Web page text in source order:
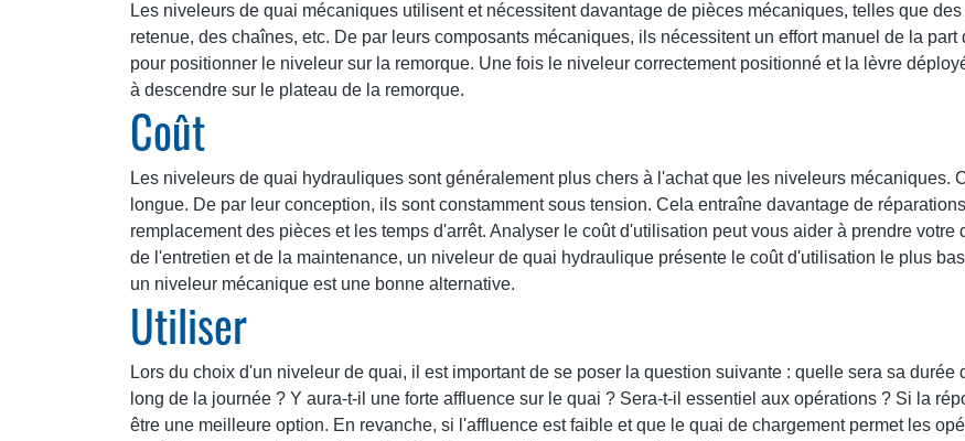
Les niveleurs de quai mécaniques utilisent et nécessitent davantage de pièces mécaniques, telles que
retenue, des chaînes, etc. De par leurs composants mécaniques, ils nécessitent un effort manuel de la
pour positionner le niveleur sur la remorque. Une fois le niveleur correctement positionné et la lèvre
à descendre sur le plateau de la remorque.
Coût
Les niveleurs de quai hydrauliques sont généralement plus chers à l'achat que les niveleurs mécaniques.
longue. De par leur conception, ils sont constamment sous tension. Cela entraîne davantage de
remplacement des pièces et les temps d'arrêt. Analyser le coût d'utilisation peut vous aider à prendre
de l'entretien et de la maintenance, un niveleur de quai hydraulique présente le coût d'utilisation le plus
un niveleur mécanique est une bonne alternative.
Utiliser
Lors du choix d'un niveleur de quai, il est important de se poser la question suivante : quelle sera sa
long de la journée ? Y aura-t-il une forte affluence sur le quai ? Sera-t-il essentiel aux opérations ? Si la
être une meilleure option. En revanche, si l'affluence est faible et que le quai de chargement permet les